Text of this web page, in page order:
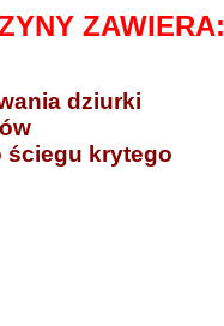
ZAWIERA:
dziurki
ściegu krytego